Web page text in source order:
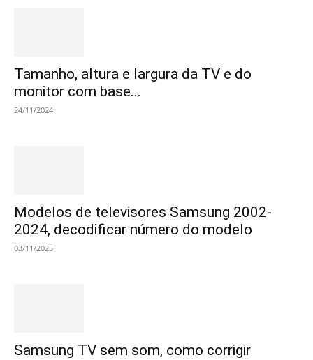
Tamanho, altura e largura da TV e do
monitor com base...
24/11/2024
Modelos de televisores Samsung 2002-
2024, decodificar número do modelo
03/11/2025
Samsung TV sem som, como corrigir